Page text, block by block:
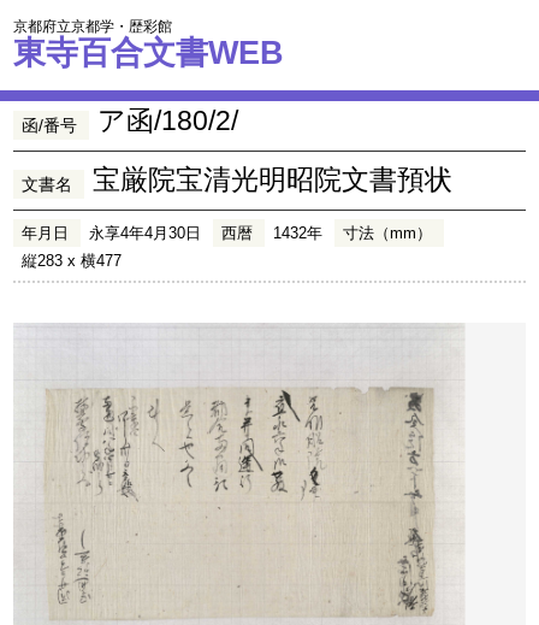
京都府立京都学・歴彩館
東寺百合文書WEB
函/番号 ア函/180/2/
文書名 宝厳院宝清光明昭院文書預状
年月日 永享4年4月30日 西暦 1432年
寸法（mm）
縦283 x 横477